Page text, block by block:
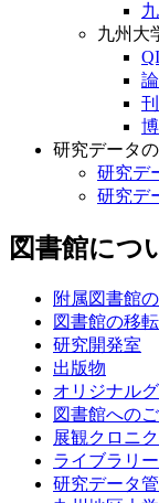
九州大
研究データ
研究デ
研究デ
図書館につ
附属図書館
図書館の移
研究開発室
出版物
オリジナル
図書館への
展観クロニ
ライブラリ
研究データ